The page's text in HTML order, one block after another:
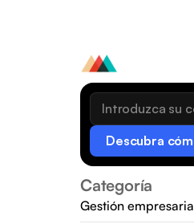
Descubra
Categoría
Gestión